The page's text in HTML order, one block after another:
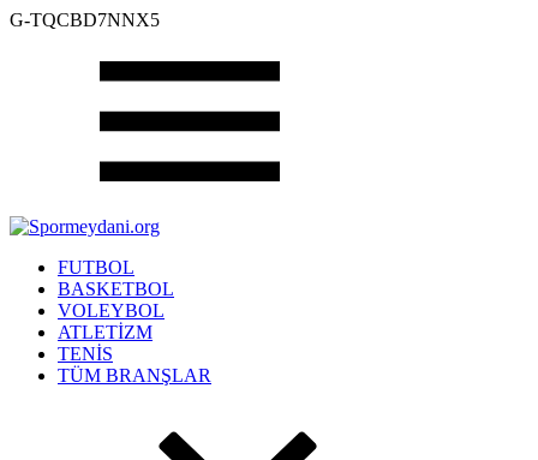
G-TQCBD7NNX5
FUTBOL
BASKETBOL
VOLEYBOL
ATLETİZM
TENİS
TÜM BRANŞLAR